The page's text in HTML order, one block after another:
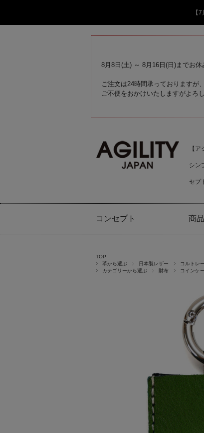
【
8月8日(土) ～ 8月16日(日)までお休
ご注文は24時間承っておりますが
ご不便をおかけいたしますがよろ
【
シン
セプ
コンセプト 商
TOP
革から選ぶ
日本製レザー
コルトレ
カテゴリーから選ぶ
財布 コインケ